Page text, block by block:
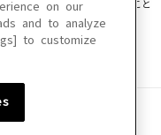
ク！
、転載、ファイル化などすること
い場合があります。
場合があります。
on our
and to analyze
to customize